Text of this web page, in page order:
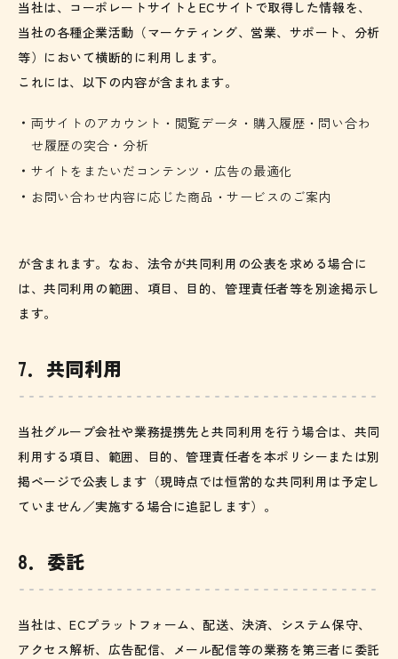
当社は、コーポレートサイトとECサイトで取得した情報を、
当社の各種企業活動（マーケティング、営業、サポート、分析
等）において横断的に利用します。
これには、以下の内容が含まれます。
両サイトのアカウント・閲覧データ・購入履歴・問い合わ
せ履歴の突合・分析
サイトをまたいだコンテンツ・広告の最適化
お問い合わせ内容に応じた商品・サービスのご案内
が含まれます。なお、法令が共同利用の公表を求める場合に
は、共同利用の範囲、項目、目的、管理責任者等を別途掲示し
ます。
7．共同利用
当社グループ会社や業務提携先と共同利用を行う場合は、共同
利用する項目、範囲、目的、管理責任者を本ポリシーまたは別
掲ページで公表します（現時点では恒常的な共同利用は予定し
ていません／実施する場合に追記します）。
8．委託
当社は、ECプラットフォーム、配送、決済、システム保守、
アクセス解析、広告配信、メール配信等の業務を第三者に委託